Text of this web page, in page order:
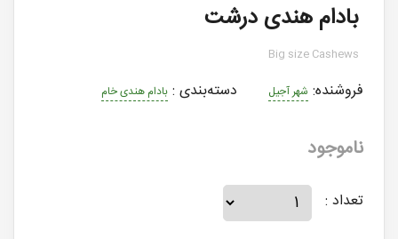
بادام هندی درشت
Big size Cashews
فروشنده: شهر آجیل دسته‌بندی : بادام هندی خام
ناموجود
تعداد :